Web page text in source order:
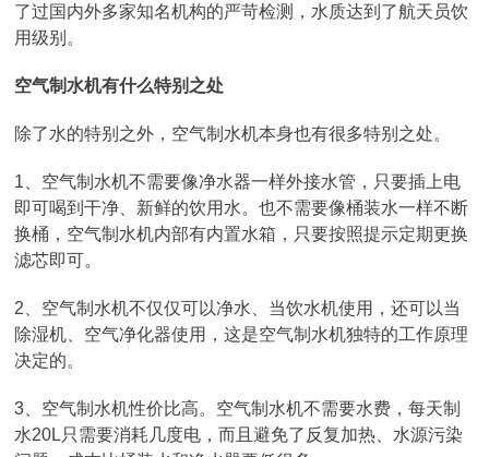
了过国内外多家知名机构的严苛检测，水质达到了航天员饮
用级别。
空气制水机有什么特别之处
除了水的特别之外，空气制水机本身也有很多特别之处。
1、空气制水机不需要像净水器一样外接水管，只要插上电
即可喝到干净、新鲜的饮用水。也不需要像桶装水一样不断
换桶，空气制水机内部有内置水箱，只要按照提示定期更换
滤芯即可。
2、空气制水机不仅仅可以净水、当饮水机使用，还可以当
除湿机、空气净化器使用，这是空气制水机独特的工作原理
决定的。
3、空气制水机性价比高。空气制水机不需要水费，每天制
水20L只需要消耗几度电，而且避免了反复加热、水源污染